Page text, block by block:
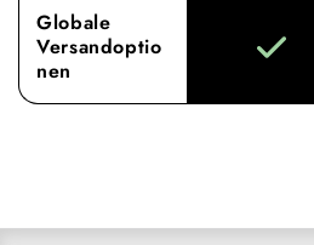
Globale
Versandoptio
nen